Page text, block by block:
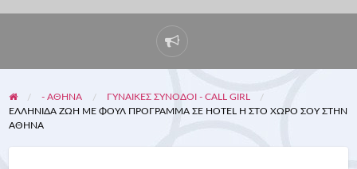
- ΑΘΗΝΑ
ΓΥΝΑΊΚΕΣ ΣΥΝΟΔΟΊ - CALL GIRL
ΕΛΛΗΝΊΔΑ ΖΩΉ ΜΕ ΦΟΥΛ ΠΡΌΓΡΑΜΜΑ ΣΕ HOTEL Ή ΣΤΟ ΧΏΡΟ ΣΟΥ ΣΤΗΝ Α
ΘΉΝΑ